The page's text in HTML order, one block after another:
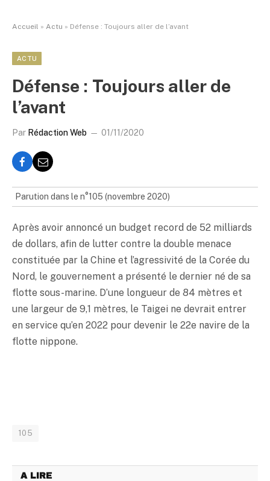
Accueil » Actu » Défense : Toujours aller de l’avant
ACTU
Défense : Toujours aller de
l’avant
Par Rédaction Web 01/11/2020
Parution dans le n°105 (novembre 2020)
Après avoir annoncé un budget record de 52 milliards
de dollars, afin de lutter contre la double menace
constituée par la Chine et l’agressivité de la Corée du
Nord, le gouvernement a présenté le dernier né de sa
flotte sous-marine. D’une longueur de 84 mètres et
une largeur de 9,1 mètres, le Taigei ne devrait entrer
en service qu’en 2022 pour devenir le 22e navire de la
flotte nippone.
105
A LIRE